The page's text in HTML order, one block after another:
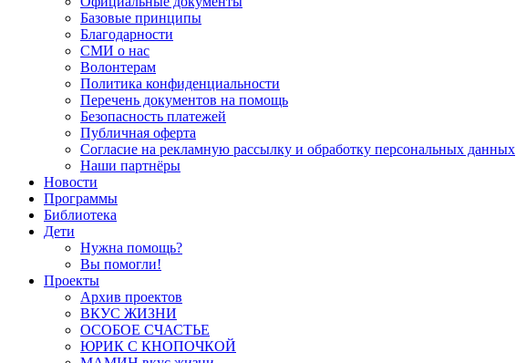
Базовые принципы
Благодарности
СМИ о нас
Волонтерам
Политика конфиденциальности
Перечень документов на помощь
Безопасность платежей
Публичная оферта
Согласие на рекламную рассылку и обработку персональных данных
Наши партнёры
Новости
Программы
Библиотека
Дети
Нужна помощь?
Вы помогли!
Проекты
Архив проектов
ВКУС ЖИЗНИ
ОСОБОЕ СЧАСТЬЕ
ЮРИК С КНОПОЧКОЙ